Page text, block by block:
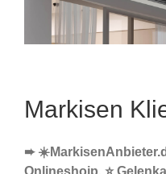
Markisen
➨